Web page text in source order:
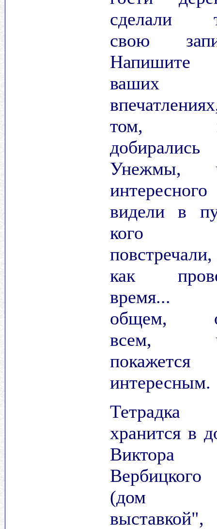
сделали
свою
ваших
том,
Унежмы,
интересного
видели в
кого
повстречали,
как
общем,
всем,
покажется
интересным.
Тетрадка
хранится в
Виктора
Вербицкого
(дом
выставкой",